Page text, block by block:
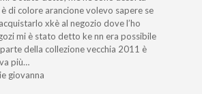
di colore arancione volevo sapere se
xkè al negozio dove l’ho
mi è stato detto ke nn era possibile
della collezione vecchia 2011 è
più…
giovanna